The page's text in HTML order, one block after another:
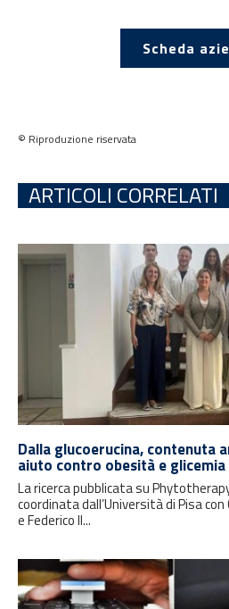
Scheda
© Riproduzione riservata
ARTICOLI CORRELATI
Dalla glucoerucina, contenuta
aiuto contro obesità e
La ricerca pubblicata su
coordinata dall’Università di Pisa
e Federico II...